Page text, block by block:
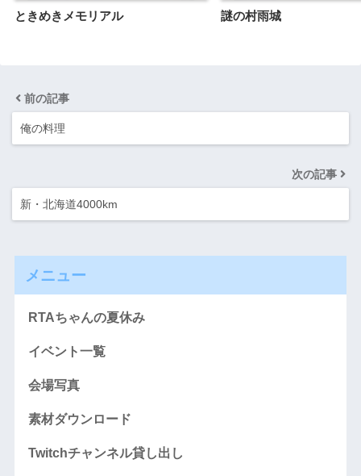
ときめきメモリアル 謎の村雨城
前の記事
俺の料理
次の記事
新・北海道4000km
メニュー
RTAちゃんの夏休み
イベント一覧
会場写真
素材ダウンロード
Twitchチャンネル貸し出し